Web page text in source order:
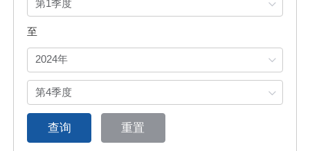
至
查询 重置